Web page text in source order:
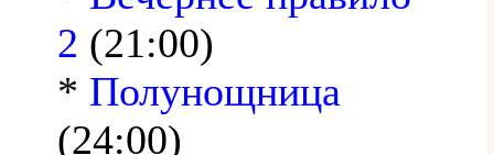
2 (21:00)
* Полунощница
(24:00)